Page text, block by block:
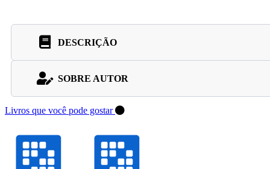
DESCRIÇÃO
SOBRE AUTOR
Livros que você pode gostar